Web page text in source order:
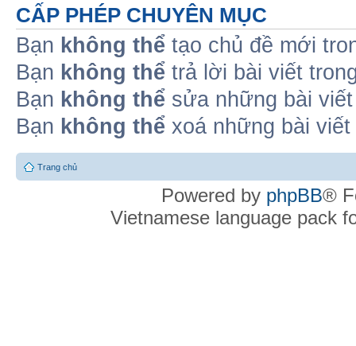
CẤP PHÉP CHUYÊN MỤC
Bạn không thể tạo chủ đề mới
Bạn không thể trả lời bài viết
Bạn không thể sửa những bài
Bạn không thể xoá những bài
Trang chủ
Powered by phpBB®
Vietnamese language pack